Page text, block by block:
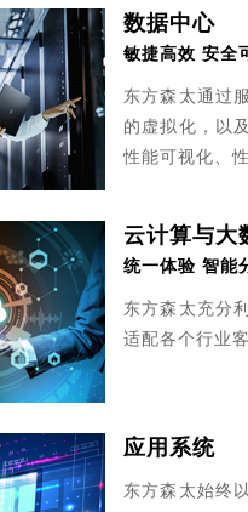
数据中心
敏捷高效 安全
东方森太通过
的虚拟化，以
性能可视化、
云计算与大
统一体验 智能
东方森太 充分
适配各个行业
应用系统
东方森太始终